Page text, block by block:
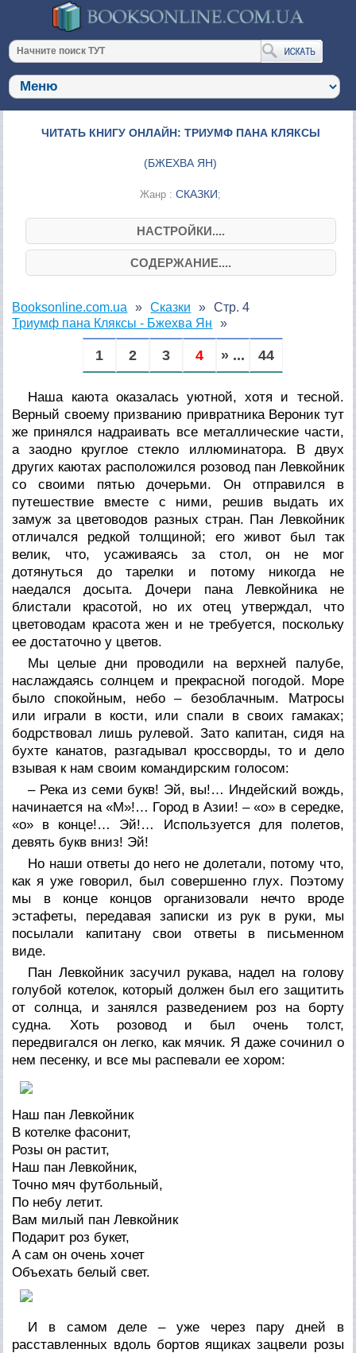
ЧИТАТЬ КНИГУ ОНЛАЙН: ТРИУМФ ПАНА КЛЯКСЫ
(БЖЕХВА ЯН)
Жанр :СКАЗКИ;
НАСТРОЙКИ....
СОДЕРЖАНИЕ....
Booksonline.com.ua
Сказки
Триумф пана Кляксы - Бжехва Ян
Стр. 4
1 2 3 4 » ... 44
Наша каюта оказалась уютной, хотя и тесной.
Верный своему призванию привратника Вероник тут
же принялся надраивать все металлические части,
а заодно круглое стекло иллюминатора. В двух
других каютах расположился розовод пан Левкойник
со своими пятью дочерьми. Он отправился в
путешествие вместе с ними, решив выдать их
замуж за цветоводов разных стран. Пан Левкойник
отличался редкой толщиной; его живот был так
велик, что, усаживаясь за стол, он не мог
дотянуться до тарелки и потому никогда не
наедался досыта. Дочери пана Левкойника не
блистали красотой, но их отец утверждал, что
цветоводам красота жен и не требуется, поскольку
ее достаточно у цветов.
Мы целые дни проводили на верхней палубе,
наслаждаясь солнцем и прекрасной погодой. Море
было спокойным, небо – безоблачным. Матросы
или играли в кости, или спали в своих гамаках;
бодрствовал лишь рулевой. Зато капитан, сидя на
бухте канатов, разгадывал кроссворды, то и дело
взывая к нам своим командирским голосом:
– Река из семи букв! Эй, вы!… Индейский вождь,
начинается на «М»!… Город в Азии! – «о» в середке,
«о» в конце!… Эй!… Используется для полетов,
девять букв вниз! Эй!
Но наши ответы до него не долетали, потому что,
как я уже говорил, был совершенно глух. Поэтому
мы в конце концов организовали нечто вроде
эстафеты, передавая записки из рук в руки, мы
посылали капитану свои ответы в письменном
виде.
Пан Левкойник засучил рукава, надел на голову
голубой котелок, который должен был его защитить
от солнца, и занялся разведением роз на борту
судна. Хоть розовод и был очень толст,
передвигался он легко, как мячик. Я даже сочинил о
нем песенку, и все мы распевали ее хором:
Наш пан Левкойник
В котелке фасонит,
Розы он растит,
Наш пан Левкойник,
Точно мяч футбольный,
По небу летит.
Вам милый пан Левкойник
Подарит роз букет,
А сам он очень хочет
Объехать белый свет.
И в самом деле – уже через пару дней в
расставленных вдоль бортов ящиках зацвели розы